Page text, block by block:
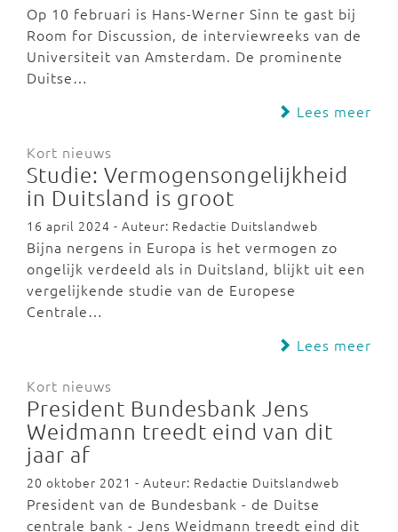
Op 10 februari is Hans-Werner Sinn te gast bij
Room for Discussion, de interviewreeks van de
Universiteit van Amsterdam. De prominente
Duitse…
Lees meer
Kort nieuws
Studie: Vermogensongelijkheid
in Duitsland is groot
16 april 2024 - Auteur: Redactie Duitslandweb
Bijna nergens in Europa is het vermogen zo
ongelijk verdeeld als in Duitsland, blijkt uit een
vergelijkende studie van de Europese
Centrale…
Lees meer
Kort nieuws
President Bundesbank Jens
Weidmann treedt eind van dit
jaar af
20 oktober 2021 - Auteur: Redactie Duitslandweb
President van de Bundesbank - de Duitse
centrale bank - Jens Weidmann treedt eind dit